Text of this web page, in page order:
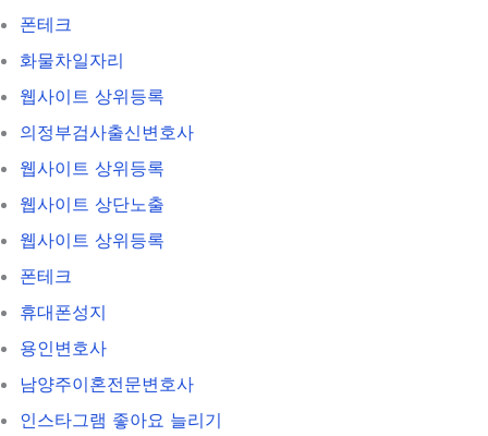
폰테크
화물차일자리
웹사이트 상위등록
의정부검사출신변호사
웹사이트 상위등록
웹사이트 상단노출
웹사이트 상위등록
폰테크
휴대폰성지
용인변호사
남양주이혼전문변호사
인스타그램 좋아요 늘리기